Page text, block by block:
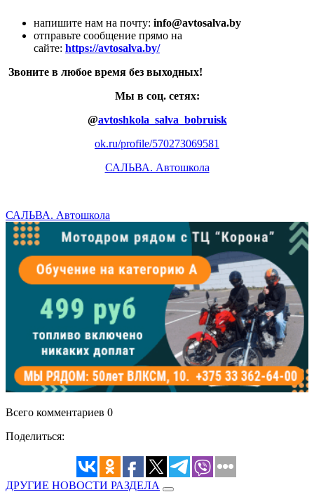
напишите нам на почту: info@avtosalva.by
отправьте сообщение прямо на
сайте: https://avtosalva.by/
Звоните в любое время без выходных!
Мы в соц. сетях:
@avtoshkola_salva_bobruisk
ok.ru/profile/570273069581
САЛЬВА. Автошкола
САЛЬВА. Автошкола
Всего комментариев 0
Поделиться:
ДРУГИЕ НОВОСТИ РАЗДЕЛА